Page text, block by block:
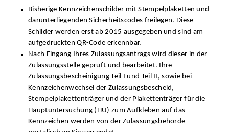
Bisherige Kennzeichenschilder mitStempelplaketten und
darunterliegenden Sicherheitscodes freilegen. Diese
Schilder werden erst ab 2015 ausgegeben und sind am
aufgedruckten QR-Code erkennbar.
Nach Eingang Ihres Zulassungsantrags wird dieser in der
Zulassungsstelle geprüft und bearbeitet. Ihre
Zulassungsbescheinigung Teil I und Teil II, sowie bei
Kennzeichenwechsel der Zulassungsbescheid,
Stempelplakettenträger und der Plakettenträger für die
Hauptuntersuchung (HU) zum Aufkleben auf das
Kennzeichen werden von der Zulassungsbehörde